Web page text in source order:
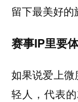
留下最美好的
赛事IP里要
如果说爱上
轻人，代表